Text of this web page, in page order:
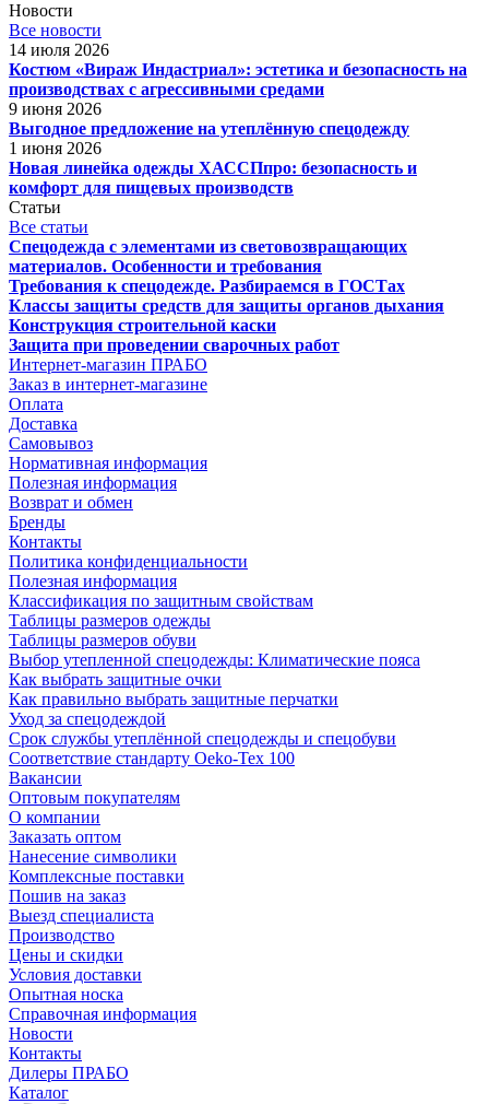
Новости
Все новости
14 июля 2026
Костюм «Вираж Индастриал»: эстетика и безопасность на
производствах с агрессивными средами
9 июня 2026
Выгодное предложение на утеплённую спецодежду
1 июня 2026
Новая линейка одежды ХАССПпро: безопасность и
комфорт для пищевых производств
Статьи
Все статьи
Спецодежда с элементами из световозвращающих
материалов. Особенности и требования
Требования к спецодежде. Разбираемся в ГОСТах
Классы защиты средств для защиты органов дыхания
Конструкция строительной каски
Защита при проведении сварочных работ
Интернет-магазин ПРАБО
Заказ в интернет-магазине
Оплата
Доставка
Самовывоз
Нормативная информация
Полезная информация
Возврат и обмен
Бренды
Контакты
Политика конфиденциальности
Полезная информация
Классификация по защитным свойствам
Таблицы размеров одежды
Таблицы размеров обуви
Выбор утепленной спецодежды: Климатические пояса
Как выбрать защитные очки
Как правильно выбрать защитные перчатки
Уход за спецодеждой
Срок службы утеплённой спецодежды и спецобуви
Соответствие стандарту Oeko-Tex 100
Вакансии
Оптовым покупателям
О компании
Заказать оптом
Нанесение символики
Комплексные поставки
Пошив на заказ
Выезд специалиста
Производство
Цены и скидки
Условия доставки
Опытная носка
Справочная информация
Новости
Контакты
Дилеры ПРАБО
Каталог